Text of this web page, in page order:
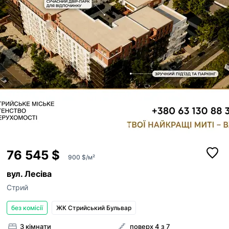
76 545 $ 900 $/м²
вул. Лесіва
Стрий
без комісії ЖК Стрийський Бульвар
3 кімнати
поверх 4 з 7